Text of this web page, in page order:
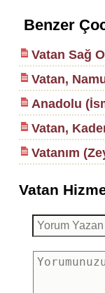
Benzer
Vatan Sağ
Vatan,
Anadolu
Vatan,
Vatanım
Vatan